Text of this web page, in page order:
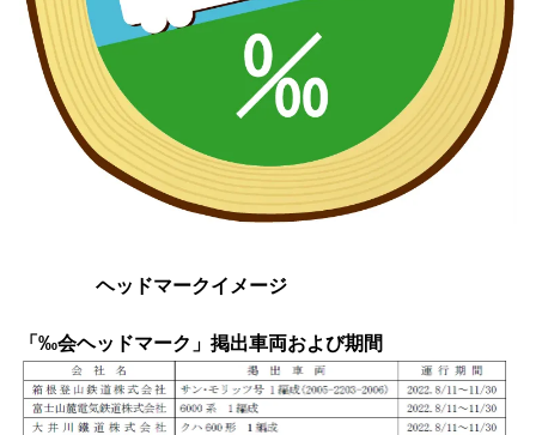
ヘッドマークイメージ
「‰会ヘッドマーク」掲出車両および期間